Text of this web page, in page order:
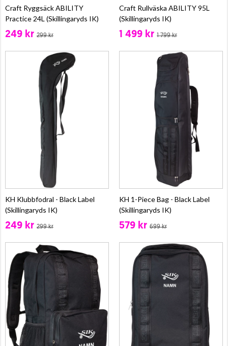
Craft Ryggsäck ABILITY
Practice 24L (Skillingaryds IK)
249 kr 299 kr
Craft Rullväska ABILITY 95L
(Skillingaryds IK)
1 499 kr 1 799 kr
KH Klubbfodral - Black Label
(Skillingaryds IK)
249 kr 299 kr
KH 1-Piece Bag - Black Label
(Skillingaryds IK)
579 kr 699 kr